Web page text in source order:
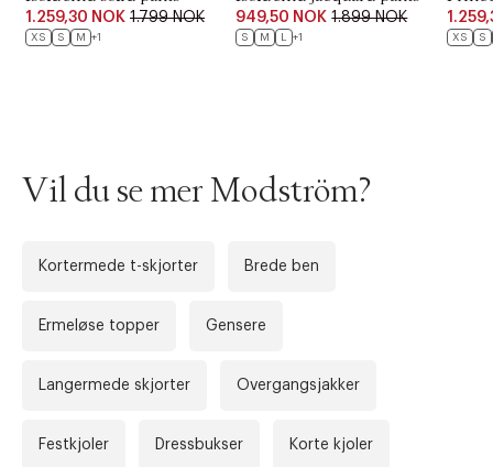
1.259,30 NOK 1.799 NOK
XS S M +1
949,50 NOK 1.899 NOK
S M L +1 XS S
Vil du se mer Modström?
Kortermede t-skjorter Brede ben
Ermeløse topper Gensere
Langermede skjorter Overgangsjakker
Festkjoler Dressbukser Korte kjoler